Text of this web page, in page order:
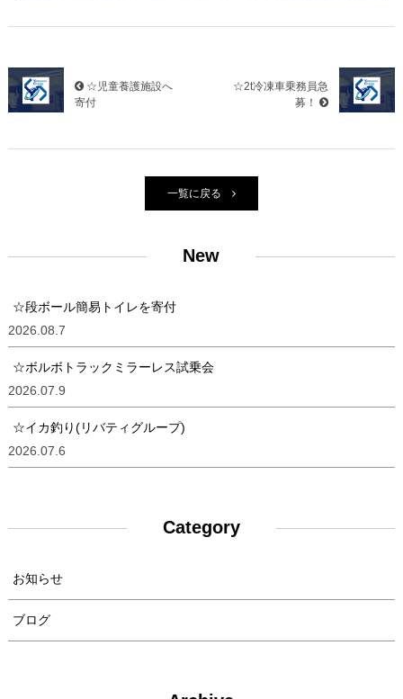
☆児童養護施設へ
寄付
☆2t冷凍車乗務員急
募！
一覧に戻る
New
☆段ボール簡易トイレを寄付
2026.08.7
☆ボルボトラックミラーレス試乗会
2026.07.9
☆イカ釣り(リバティグループ)
2026.07.6
Category
お知らせ
ブログ